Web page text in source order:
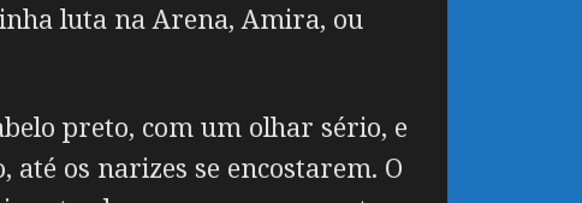
luta na Arena, Amira, ou
preto, com um olhar sério, e
os narizes se encostarem. O